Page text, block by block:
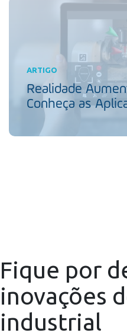
ARTIGO
Realidade
Conheça as
Fique por
inovações
industrial